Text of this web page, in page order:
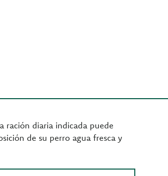
ración diaria indicada puede
de su perro agua fresca y